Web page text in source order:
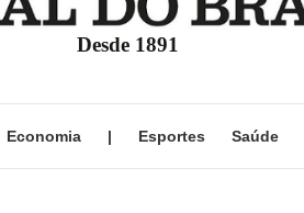
Desde 1891
Economia | Esportes Saúde